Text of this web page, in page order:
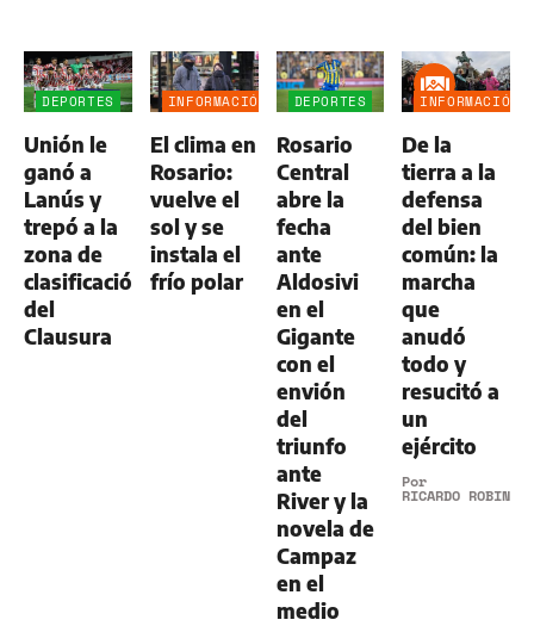
DEPORTES
Unión le
ganó a
Lanús y
trepó a la
zona de
clasificación
del
Clausura
INFORMACIÓN
El clima en
Rosario:
vuelve el
sol y se
instala el
frío polar
DEPORTES
Rosario
Central
abre la
fecha
ante
Aldosivi
en el
Gigante
con el
envión
del
triunfo
ante
River y la
novela de
Campaz
en el
medio
INFORMACIÓN
De la
tierra a la
defensa
del bien
común: la
marcha
que
anudó
todo y
resucitó a
un
ejército
Por
RICARDO ROBINS